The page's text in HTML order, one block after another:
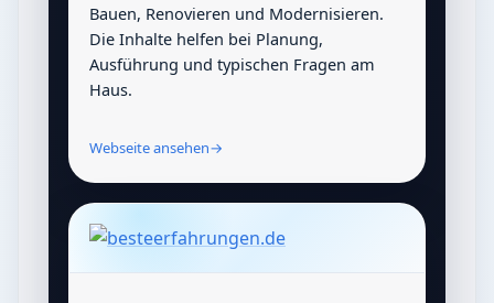
Bauen, Renovieren und Modernisieren.
Die Inhalte helfen bei Planung,
Ausführung und typischen Fragen am
Haus.
Webseite ansehen→